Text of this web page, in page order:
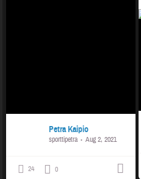
Petra Kaipio
sporttipetra Aug 2, 2021
24 0